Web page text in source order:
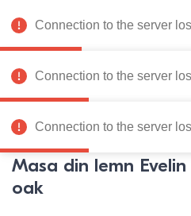
Catalog de produse
Pagina principală Mobila
Masa din lemn
oak
Connection to the server
Connection to the server
Connection to the server